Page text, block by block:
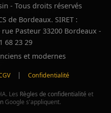
- Tous droits réservés
de Bordeaux. SIRET :
Pasteur 33200 Bordeaux -
68 23 29
et modernes
| Confidentialité
Les Règles de confidentialité et
Google s'appliquent.